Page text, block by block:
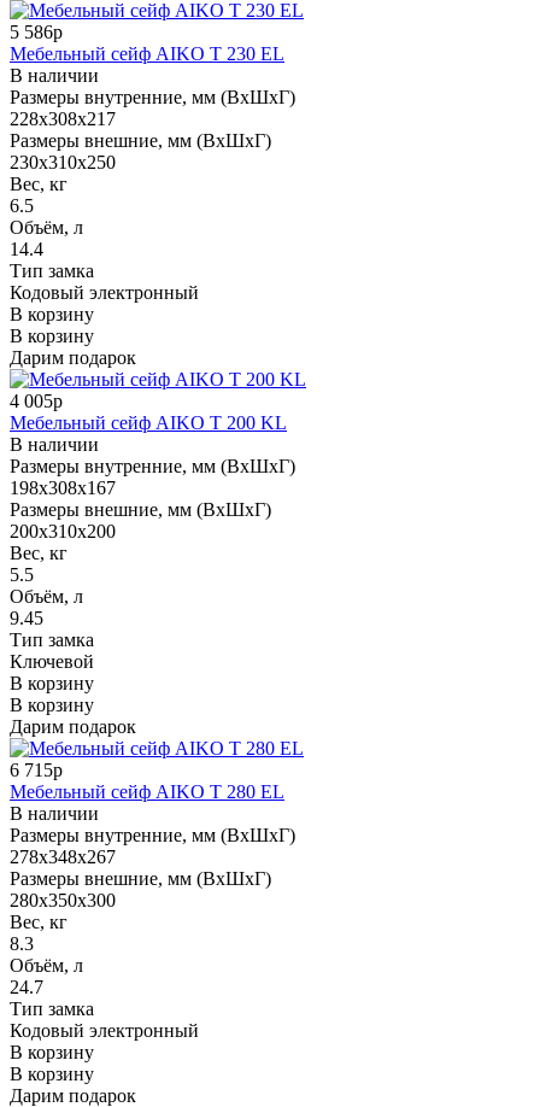
5 586р
Мебельный сейф AIKO T 230 EL
В наличии
Размеры внутренние, мм (ВхШхГ)
228x308x217
Размеры внешние, мм (ВхШхГ)
230x310x250
Вес, кг
6.5
Объём, л
14.4
Тип замка
Кодовый электронный
В корзину
В корзину
Дарим подарок
4 005р
Мебельный сейф AIKO T 200 KL
В наличии
Размеры внутренние, мм (ВхШхГ)
198x308x167
Размеры внешние, мм (ВхШхГ)
200x310x200
Вес, кг
5.5
Объём, л
9.45
Тип замка
Ключевой
В корзину
В корзину
Дарим подарок
6 715р
Мебельный сейф AIKO T 280 EL
В наличии
Размеры внутренние, мм (ВхШхГ)
278x348x267
Размеры внешние, мм (ВхШхГ)
280x350x300
Вес, кг
8.3
Объём, л
24.7
Тип замка
Кодовый электронный
В корзину
В корзину
Дарим подарок